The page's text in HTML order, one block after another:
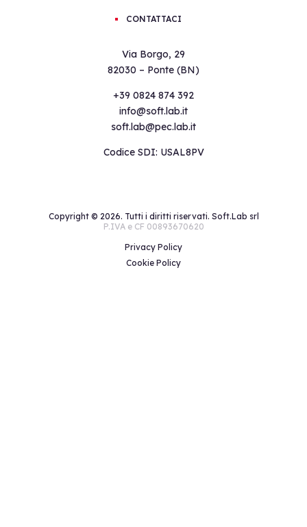
CONTATTACI
Via Borgo, 29
82030 – Ponte (BN)
+39 0824 874 392
info@soft.lab.it
soft.lab@pec.lab.it
Codice SDI: USAL8PV
Copyright © 2026. Tutti i diritti riservati. Soft.Lab srl
P.IVA e CF 00893670620
Privacy Policy
Cookie Policy